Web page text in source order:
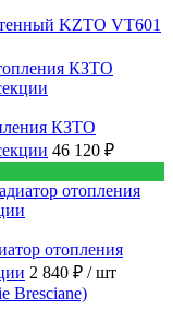
KZTO VT601
КЗТО
46 120 ₽
отопления
2 840 ₽ / шт